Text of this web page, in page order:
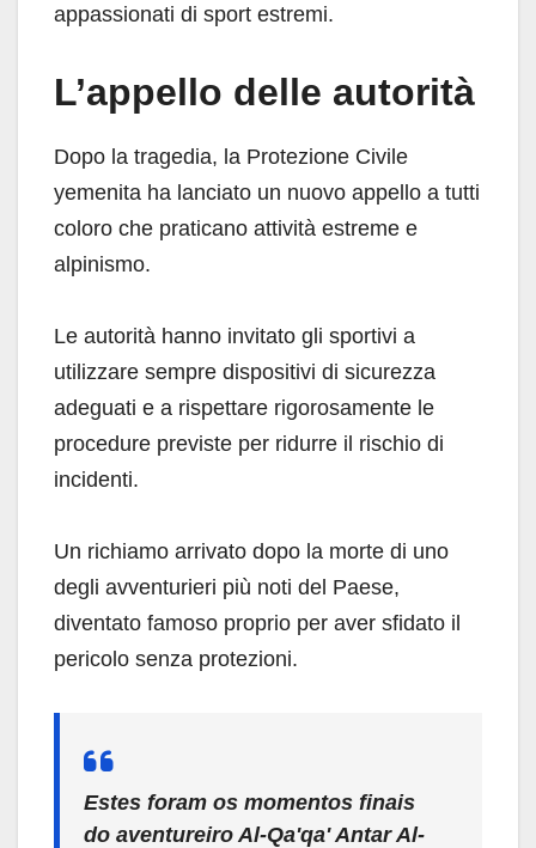
appassionati di sport estremi.
L’appello delle autorità
Dopo la tragedia, la Protezione Civile
yemenita ha lanciato un nuovo appello a tutti
coloro che praticano attività estreme e
alpinismo.
Le autorità hanno invitato gli sportivi a
utilizzare sempre dispositivi di sicurezza
adeguati e a rispettare rigorosamente le
procedure previste per ridurre il rischio di
incidenti.
Un richiamo arrivato dopo la morte di uno
degli avventurieri più noti del Paese,
diventato famoso proprio per aver sfidato il
pericolo senza protezioni.
Estes foram os momentos finais
do aventureiro Al-Qa'qa' Antar Al-